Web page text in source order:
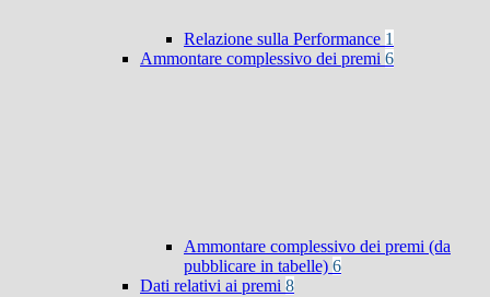
Relazione sulla Performance 1
Ammontare complessivo dei premi 6
Ammontare complessivo dei premi (da
pubblicare in tabelle) 6
Dati relativi ai premi 8